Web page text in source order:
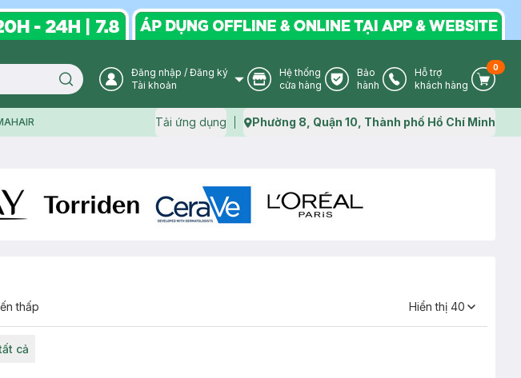
Search icon User Icon
Đăng nhập / Đăng ký
Tài khoản
Store Icon
Hệ thống
cửa hàng
Warranty Icon
Bảo
hành
Phone Icon
Hỗ trợ
khách hàng
Cart
0
Tải ứng dụng Map icon
Phường 8, Quận 10, Thành phố Hồ Chí Minh
thấp Hiển thị 40
cả